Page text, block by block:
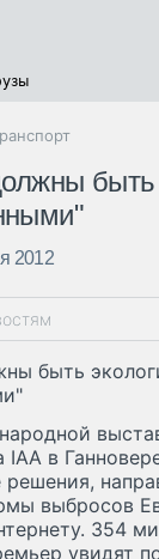
2012
быть
IAA в
выбросов
354
увидят